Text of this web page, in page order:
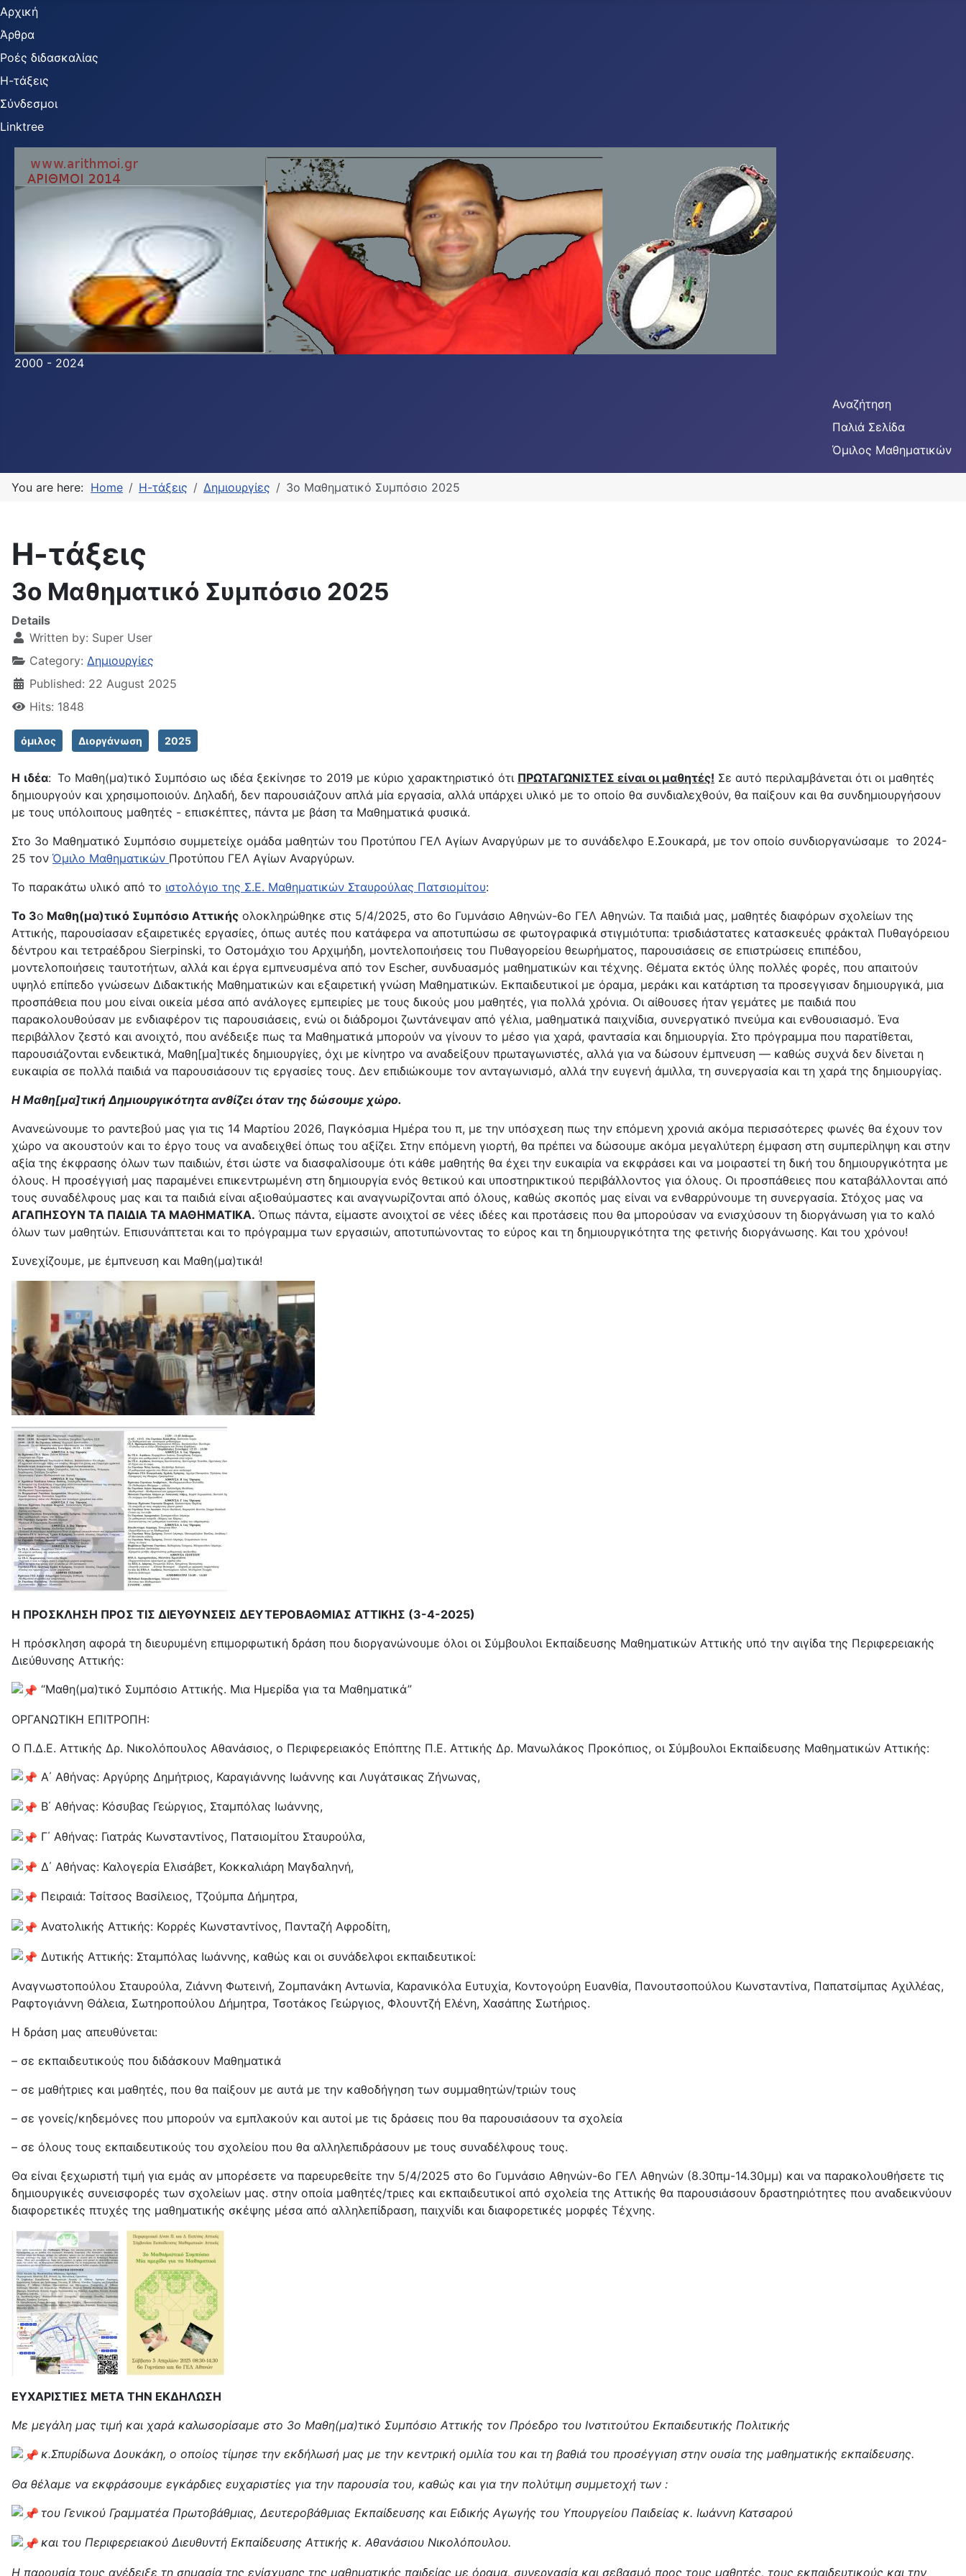
Αρχική
Άρθρα
Ροές διδασκαλίας
Η-τάξεις
Σύνδεσμοι
Linktree
2000 - 2024
Αναζήτηση
Παλιά Σελίδα
Όμιλος Μαθηματικών
You are here: Home Η-τάξεις Δημιουργίες 3ο Μαθηματικό Συμπόσιο 2025
Η-τάξεις
3ο Μαθηματικό Συμπόσιο 2025
Details
Written by: Super User
Category: Δημιουργίες
Published: 22 August 2025
Hits: 1848
όμιλος Διοργάνωση 2025
Η ιδέα: Το Μαθη(μα)τικό Συμπόσιο ως ιδέα ξεκίνησε το 2019 με κύριο χαρακτηριστικό ότι ΠΡΩΤΑΓΩΝΙΣΤΕΣ είναι οι μαθητές! Σε αυτό περιλαμβάνεται ότι οι μαθητές
δημιουργούν και χρησιμοποιούν. Δηλαδή, δεν παρουσιάζουν απλά μία εργασία, αλλά υπάρχει υλικό με το οποίο θα συνδιαλεχθούν, θα παίξουν και θα συνδημιουργήσουν
με τους υπόλοιπους μαθητές - επισκέπτες, πάντα με βάση τα Μαθηματικά φυσικά.
Στο 3ο Μαθηματικό Συμπόσιο συμμετείχε ομάδα μαθητών του Προτύπου ΓΕΛ Αγίων Αναργύρων με το συνάδελφο Ε.Σουκαρά, με τον οποίο συνδιοργανώσαμε το 2024-
25 τον Όμιλο Μαθηματικών Προτύπου ΓΕΛ Αγίων Αναργύρων.
Το παρακάτω υλικό από το ιστολόγιο της Σ.Ε. Μαθηματικών Σταυρούλας Πατσιομίτου:
Το 3ο Μαθη(μα)τικό Συμπόσιο Αττικής ολοκληρώθηκε στις 5/4/2025, στο 6ο Γυμνάσιο Αθηνών-6ο ΓΕΛ Αθηνών. Τα παιδιά μας, μαθητές διαφόρων σχολείων της
Αττικής, παρουσίασαν εξαιρετικές εργασίες, όπως αυτές που κατάφερα να αποτυπώσω σε φωτογραφικά στιγμιότυπα: τρισδιάστατες κατασκευές φράκταλ Πυθαγόρειου
δέντρου και τετραέδρου Sierpinski, το Οστομάχιο του Αρχιμήδη, μοντελοποιήσεις του Πυθαγορείου θεωρήματος, παρουσιάσεις σε επιστρώσεις επιπέδου,
μοντελοποιήσεις ταυτοτήτων, αλλά και έργα εμπνευσμένα από τον Escher, συνδυασμός μαθηματικών και τέχνης. Θέματα εκτός ύλης πολλές φορές, που απαιτούν
υψηλό επίπεδο γνώσεων Διδακτικής Μαθηματικών και εξαιρετική γνώση Μαθηματικών. Εκπαιδευτικοί με όραμα, μεράκι και κατάρτιση τα προσεγγισαν δημιουργικά, μια
προσπάθεια που μου είναι οικεία μέσα από ανάλογες εμπειρίες με τους δικούς μου μαθητές, για πολλά χρόνια. Οι αίθουσες ήταν γεμάτες με παιδιά που
παρακολουθούσαν με ενδιαφέρον τις παρουσιάσεις, ενώ οι διάδρομοι ζωντάνεψαν από γέλια, μαθηματικά παιχνίδια, συνεργατικό πνεύμα και ενθουσιασμό. Ένα
περιβάλλον ζεστό και ανοιχτό, που ανέδειξε πως τα Μαθηματικά μπορούν να γίνουν το μέσο για χαρά, φαντασία και δημιουργία. Στο πρόγραμμα που παρατίθεται,
παρουσιάζονται ενδεικτικά, Μαθη[μα]τικές δημιουργίες, όχι με κίνητρο να αναδείξουν πρωταγωνιστές, αλλά για να δώσουν έμπνευση — καθώς συχνά δεν δίνεται η
ευκαιρία σε πολλά παιδιά να παρουσιάσουν τις εργασίες τους. Δεν επιδιώκουμε τον ανταγωνισμό, αλλά την ευγενή άμιλλα, τη συνεργασία και τη χαρά της δημιουργίας.
Η Μαθη[μα]τική Δημιουργικότητα ανθίζει όταν της δώσουμε χώρο.
Ανανεώνουμε το ραντεβού μας για τις 14 Μαρτίου 2026, Παγκόσμια Ημέρα του π, με την υπόσχεση πως την επόμενη χρονιά ακόμα περισσότερες φωνές θα έχουν τον
χώρο να ακουστούν και το έργο τους να αναδειχθεί όπως του αξίζει. Στην επόμενη γιορτή, θα πρέπει να δώσουμε ακόμα μεγαλύτερη έμφαση στη συμπερίληψη και στην
αξία της έκφρασης όλων των παιδιών, έτσι ώστε να διασφαλίσουμε ότι κάθε μαθητής θα έχει την ευκαιρία να εκφράσει και να μοιραστεί τη δική του δημιουργικότητα με
όλους. H προσέγγισή μας παραμένει επικεντρωμένη στη δημιουργία ενός θετικού και υποστηρικτικού περιβάλλοντος για όλους. Οι προσπάθειες που καταβάλλονται από
τους συναδέλφους μας και τα παιδιά είναι αξιοθαύμαστες και αναγνωρίζονται από όλους, καθώς σκοπός μας είναι να ενθαρρύνουμε τη συνεργασία. Στόχος μας να
ΑΓΑΠΗΣΟΥΝ ΤΑ ΠΑΙΔΙΑ ΤΑ ΜΑΘΗΜΑΤΙΚΑ. Όπως πάντα, είμαστε ανοιχτοί σε νέες ιδέες και προτάσεις που θα μπορούσαν να ενισχύσουν τη διοργάνωση για το καλό
όλων των μαθητών. Επισυνάπτεται και το πρόγραμμα των εργασιών, αποτυπώνοντας το εύρος και τη δημιουργικότητα της φετινής διοργάνωσης. Και του χρόνου!
Συνεχίζουμε, με έμπνευση και Μαθη(μα)τικά!
Η ΠΡΟΣΚΛΗΣΗ ΠΡΟΣ ΤΙΣ ΔΙΕΥΘΥΝΣΕΙΣ ΔΕΥΤΕΡΟΒΑΘΜΙΑΣ ΑΤΤΙΚΗΣ (3-4-2025)
Η πρόσκληση αφορά τη διευρυμένη επιμορφωτική δράση που διοργανώνουμε όλοι οι Σύμβουλοι Εκπαίδευσης Μαθηματικών Αττικής υπό την αιγίδα της Περιφερειακής
Διεύθυνσης Αττικής:
“Μαθη(μα)τικό Συμπόσιο Αττικής. Μια Ημερίδα για τα Μαθηματικά”
ΟΡΓΑΝΩΤΙΚΗ ΕΠΙΤΡΟΠΗ:
Ο Π.Δ.Ε. Αττικής Δρ. Νικολόπουλος Αθανάσιος, ο Περιφερειακός Επόπτης Π.Ε. Αττικής Δρ. Μανωλάκος Προκόπιος, οι Σύμβουλοι Εκπαίδευσης Μαθηματικών Αττικής:
Α΄ Αθήνας: Αργύρης Δημήτριος, Καραγιάννης Ιωάννης και Λυγάτσικας Ζήνωνας,
Β΄ Αθήνας: Κόσυβας Γεώργιος, Σταμπόλας Ιωάννης,
Γ΄ Αθήνας: Γιατράς Κωνσταντίνος, Πατσιομίτου Σταυρούλα,
Δ΄ Αθήνας: Καλογερία Ελισάβετ, Κοκκαλιάρη Μαγδαληνή,
Πειραιά: Τσίτσος Βασίλειος, Τζούμπα Δήμητρα,
Ανατολικής Αττικής: Κορρές Κωνσταντίνος, Πανταζή Αφροδίτη,
Δυτικής Αττικής: Σταμπόλας Ιωάννης, καθώς και οι συνάδελφοι εκπαιδευτικοί:
Αναγνωστοπούλου Σταυρούλα, Ζιάννη Φωτεινή, Ζομπανάκη Αντωνία, Καρανικόλα Ευτυχία, Κοντογούρη Ευανθία, Πανουτσοπούλου Κωνσταντίνα, Παπατσίμπας Αχιλλέας,
Ραφτογιάννη Θάλεια, Σωτηροπούλου Δήμητρα, Τσοτάκος Γεώργιος, Φλουντζή Ελένη, Χασάπης Σωτήριος.
Η δράση μας απευθύνεται:
– σε εκπαιδευτικούς που διδάσκουν Μαθηματικά
– σε μαθήτριες και μαθητές, που θα παίξουν με αυτά με την καθοδήγηση των συμμαθητών/τριών τους
– σε γονείς/κηδεμόνες που μπορούν να εμπλακούν και αυτοί με τις δράσεις που θα παρουσιάσουν τα σχολεία
– σε όλους τους εκπαιδευτικούς του σχολείου που θα αλληλεπιδράσουν με τους συναδέλφους τους.
Θα είναι ξεχωριστή τιμή για εμάς αν μπορέσετε να παρευρεθείτε την 5/4/2025 στο 6ο Γυμνάσιο Αθηνών-6ο ΓΕΛ Αθηνών (8.30πμ-14.30μμ) και να παρακολουθήσετε τις
δημιουργικές συνεισφορές των σχολείων μας. στην οποία μαθητές/τριες και εκπαιδευτικοί από σχολεία της Αττικής θα παρουσιάσουν δραστηριότητες που αναδεικνύουν
διαφορετικές πτυχές της μαθηματικής σκέψης μέσα από αλληλεπίδραση, παιχνίδι και διαφορετικές μορφές Τέχνης.
ΕΥΧΑΡΙΣΤΙΕΣ ΜΕΤΑ ΤΗΝ ΕΚΔΗΛΩΣΗ
Με μεγάλη μας τιμή και χαρά καλωσορίσαμε στο 3ο Μαθη(μα)τικό Συμπόσιο Αττικής τον Πρόεδρο του Ινστιτούτου Εκπαιδευτικής Πολιτικής
κ.Σπυρίδωνα Δουκάκη, ο οποίος τίμησε την εκδήλωσή μας με την κεντρική ομιλία του και τη βαθιά του προσέγγιση στην ουσία της μαθηματικής εκπαίδευσης.
Θα θέλαμε να εκφράσουμε εγκάρδιες ευχαριστίες για την παρουσία του, καθώς και για την πολύτιμη συμμετοχή των :
του Γενικού Γραμματέα Πρωτοβάθμιας, Δευτεροβάθμιας Εκπαίδευσης και Ειδικής Αγωγής του Υπουργείου Παιδείας κ. Ιωάννη Κατσαρού
και του Περιφερειακού Διευθυντή Εκπαίδευσης Αττικής κ. Αθανάσιου Νικολόπουλου.
Η παρουσία τους ανέδειξε τη σημασία της ενίσχυσης της μαθηματικής παιδείας με όραμα, συνεργασία και σεβασμό προς τους μαθητές, τους εκπαιδευτικούς και την